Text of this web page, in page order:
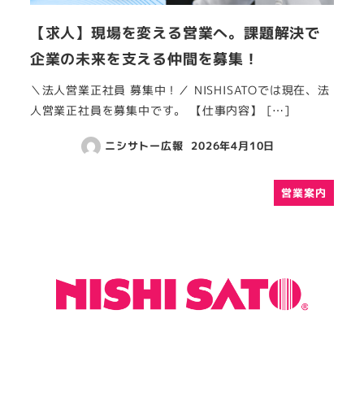
【求人】現場を変える営業へ。課題解決で
企業の未来を支える仲間を募集！
＼法人営業正社員 募集中！／ NISHISATOでは現在、法
人営業正社員を募集中です。 【仕事内容】 […]
ニシサトー広報 2026年4月10日
営業案内